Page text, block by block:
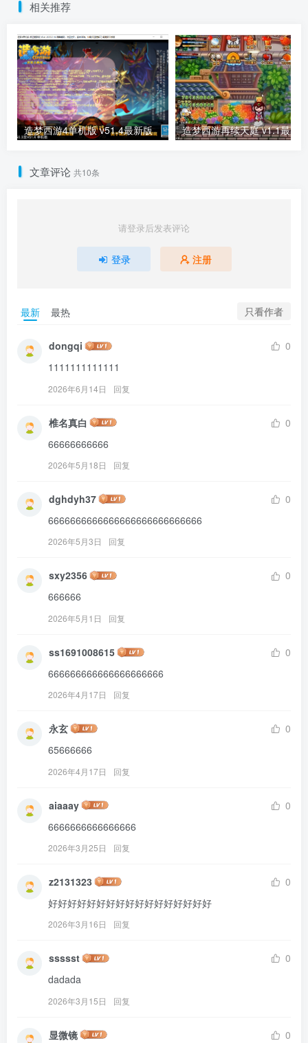
相关推荐
造梦西游4单机版 v51.4最新版 造梦西游再续天庭 v1.1最新
文章评论 共10条
请登录后发表评论
登录 注册
最新 最热 只看作者
dongqi
0
1111111111111
2026年6月14日 回复
椎名真白
0
66666666666
2026年5月18日 回复
dghdyh37
0
6666666666666666666666666666
2026年5月3日 回复
sxy2356
0
666666
2026年5月1日 回复
ss1691008615
0
666666666666666666666
2026年4月17日 回复
永玄
0
65666666
2026年4月17日 回复
aiaaay
0
6666666666666666
2026年3月25日 回复
z2131323
0
好好好好好好好好好好好好好好好好好
2026年3月16日 回复
ssssst
0
dadada
2026年3月15日 回复
显微镜 0